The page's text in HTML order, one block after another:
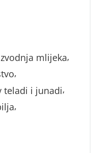
mlijeka,
,
teladi i junadi,
,